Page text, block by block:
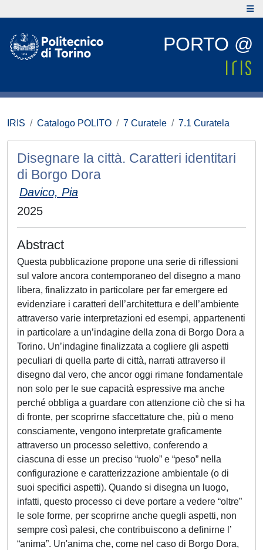
PORTO @
IRIS Catalogo POLITO 7 Curatele 7.1 Curatela
Disegnare la città. Caratteri identitari
di Borgo Dora
Davico, Pia
2025
Abstract
Questa pubblicazione propone una serie di riflessioni
sul valore ancora contemporaneo del disegno a mano
libera, finalizzato in particolare per far emergere ed
evidenziare i caratteri dell’architettura e dell’ambiente
attraverso varie interpretazioni ed esempi, appartenenti
in particolare a un’indagine della zona di Borgo Dora a
Torino. Un’indagine finalizzata a cogliere gli aspetti
peculiari di quella parte di città, narrati attraverso il
disegno dal vero, che ancor oggi rimane fondamentale
non solo per le sue capacità espressive ma anche
perché obbliga a guardare con attenzione ciò che si ha
di fronte, per scoprirne sfaccettature che, più o meno
consciamente, vengono interpretate graficamente
attraverso un processo selettivo, conferendo a
ciascuna di esse un preciso “ruolo” e “peso” nella
configurazione e caratterizzazione ambientale (o di
suoi specifici aspetti). Quando si disegna un luogo,
infatti, questo processo ci deve portare a vedere “oltre”
le sole forme, per scoprirne anche quegli aspetti, non
sempre così palesi, che contribuiscono a definirne l’
“anima”. Un'anima che, come nel caso di Borgo Dora,